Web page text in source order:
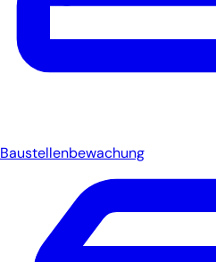
Baustellenbewachung